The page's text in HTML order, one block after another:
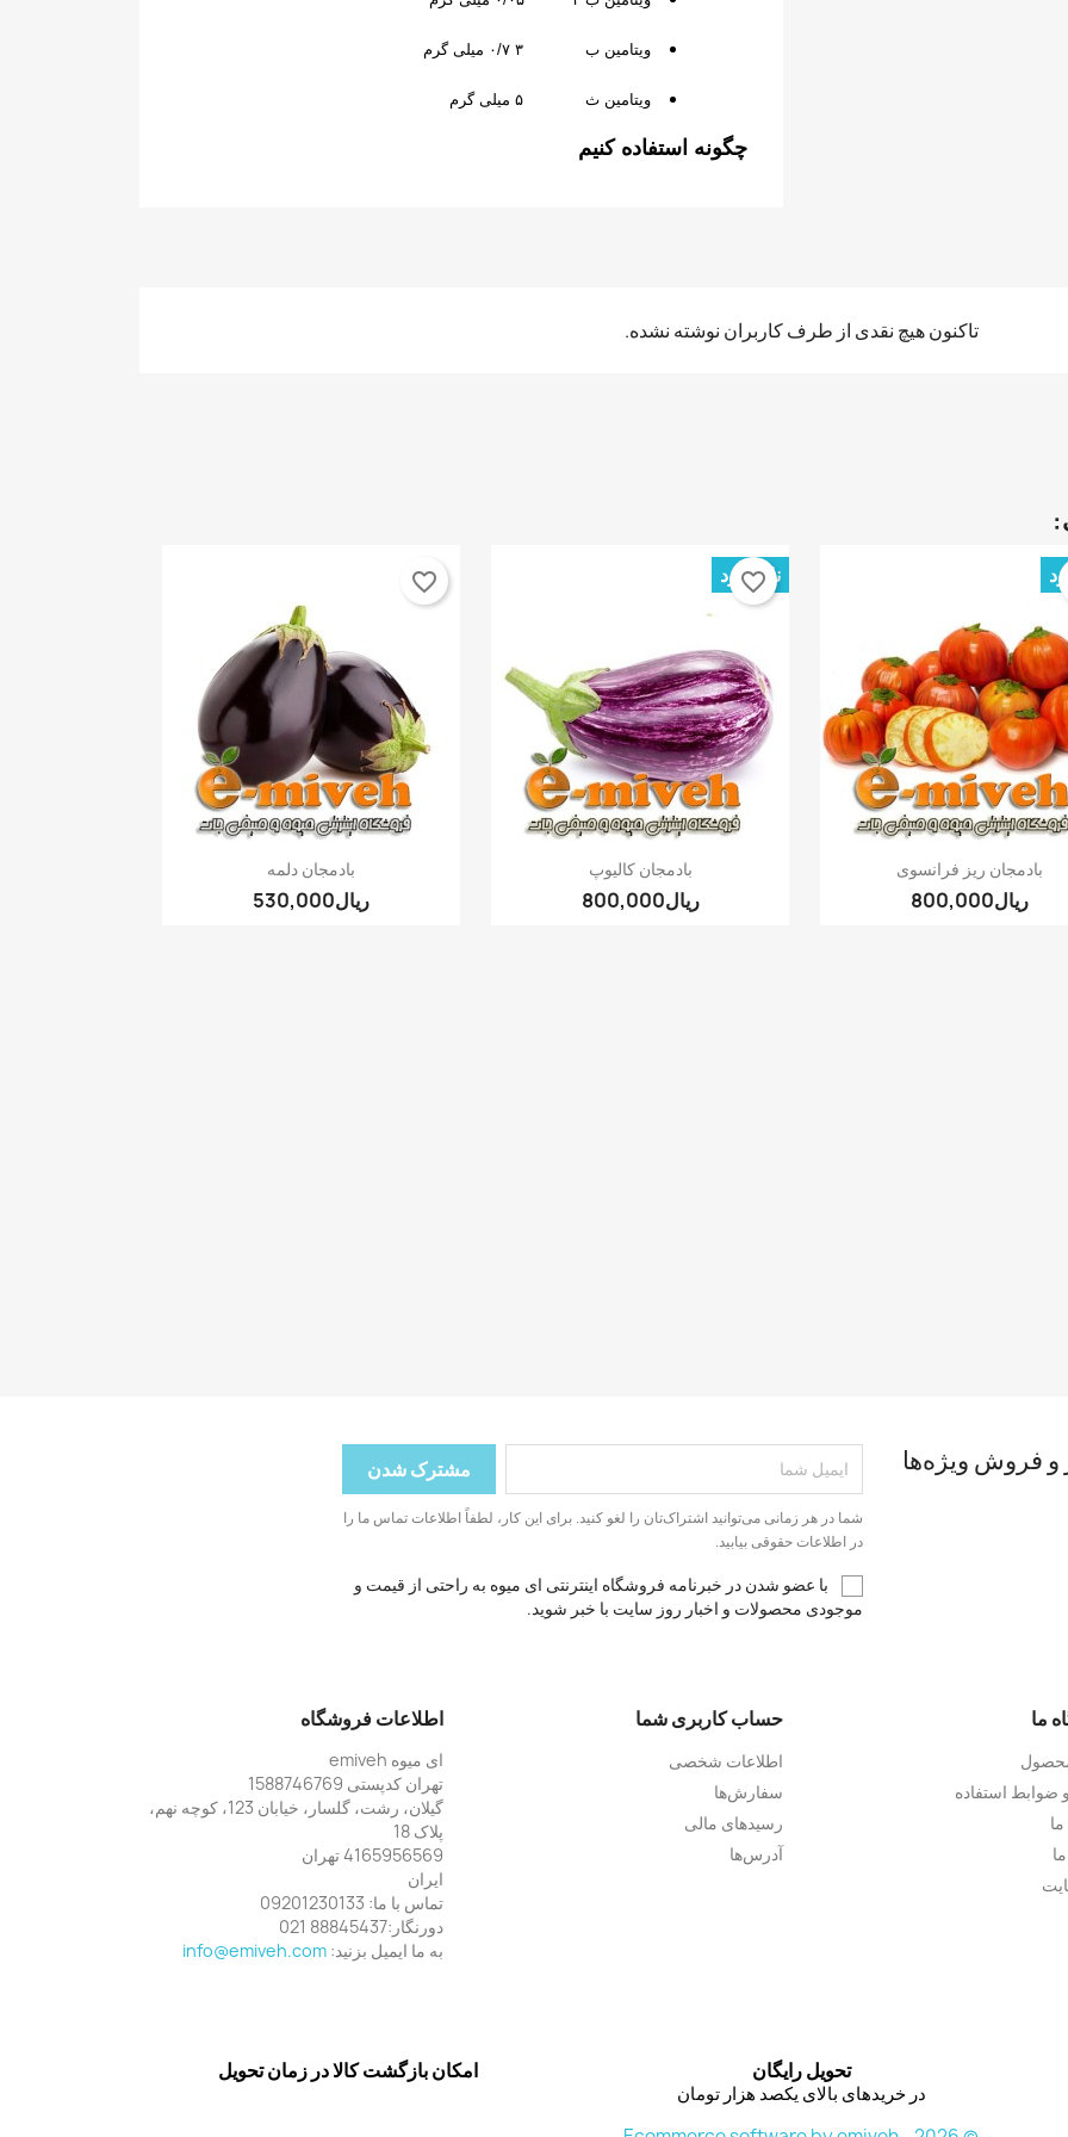
add_circle_outlineایجاد لیست جدید
ایجاد لیست علاقمندی‌ها
ویتامین ب ۳ ۰/۷ میلی گرم
ویتامین ث ۵ میلی گرم
چگونه استفاده کنیم
تاکنون هیچ نقدی از طرف کاربران نوشته نشده.
بادمجان ریز فرانسوی
‎ریال800,000
نمایش سریع بادمجان کالیوپ
‎ریال800,000
ناموجود
نمایش سریع
favorite_border
بادمجان دلمهنمایش سریع
favorite_border
و فروش ویژه‌ها
شما در هر زمانی می‌توانید اشتراک‌تان را لغو کنید. برای این کار، لطفاً اطلاعات تماس ما را
در اطلاعات حقوقی بیابید.
با عضو شدن در خبرنامه فروشگاه اینترنتی ای میوه به راحتی از قیمت و
موجودی محصولات و اخبار روز سایت با خبر شوید.
ما
ضوابط استفاده
حساب کاربری شما
اطلاعات شخصی
سفارش‌ها
رسیدهای مالی
آدرس‌ها
اطلاعات فروشگاه
ای میوه emiveh
تهران کدپستی 1588746769
گیلان، رشت، گلسار، خیابان 123، کوچه نهم،
پلاک 18
4165956569 تهران
ایران
تماس با ما: 09201230133
دورنگار:88845437 021
به ما ایمیل بزنید: info@emiveh.com
تحویل رایگان
در خریدهای بالای یکصد هزار تومان
امکان بازگشت کالا در زمان تحویل